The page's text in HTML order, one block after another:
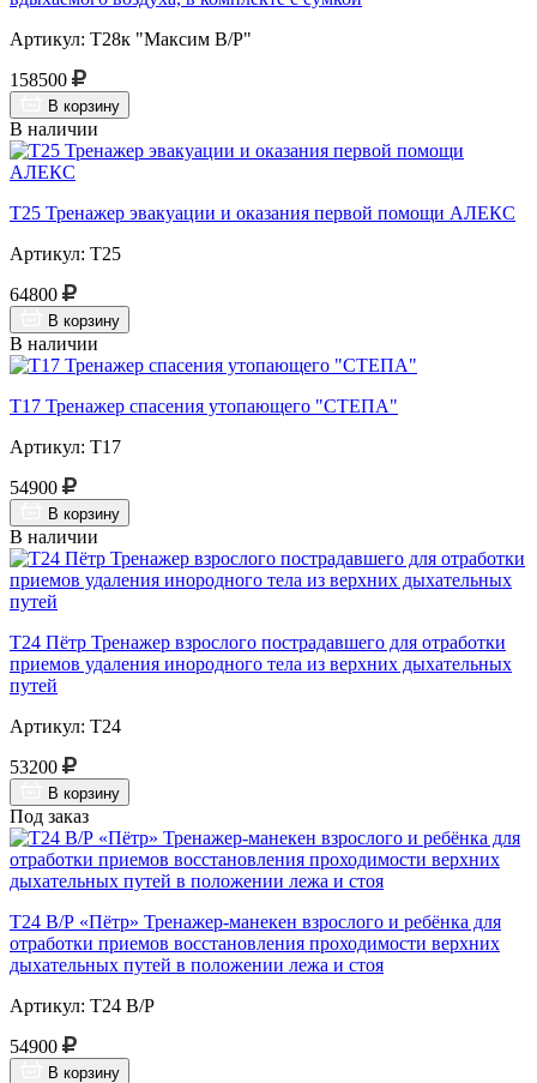
Артикул: Т28к "Максим В/Р"
158500
В корзину
В наличии
Т25 Тренажер эвакуации и оказания первой помощи АЛЕКС
Артикул: Т25
64800
В корзину
В наличии
Т17 Тренажер спасения утопающего "СТЕПА"
Артикул: Т17
54900
В корзину
В наличии
Т24 Пётр Тренажер взрослого пострадавшего для отработки
приемов удаления инородного тела из верхних дыхательных
путей
Артикул: Т24
53200
В корзину
Под заказ
Т24 В/Р «Пётр» Тренажер-манекен взрослого и ребёнка для
отработки приемов восстановления проходимости верхних
дыхательных путей в положении лежа и стоя
Артикул: Т24 В/Р
54900
В корзину